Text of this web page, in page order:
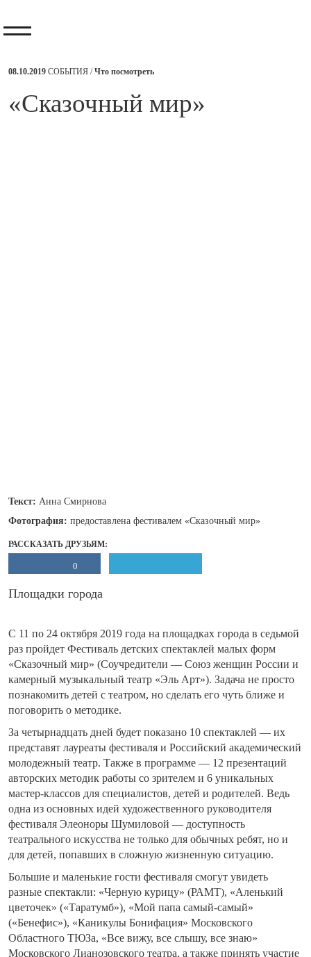
08.10.2019 СОБЫТИЯ /Что посмотреть
​«Сказочный мир»
Текст: Анна Смирнова
Фотография: предоставлена фестивалем «Сказочный мир»
РАССКАЗАТЬ ДРУЗЬЯМ:
0
Площадки города
С 11 по 24 октября 2019 года на площадках города в седьмой
раз пройдет Фестиваль детских спектаклей малых форм
«Сказочный мир» (Соучредители — Союз женщин России и
камерный музыкальный театр «Эль Арт»). Задача не просто
познакомить детей с театром, но сделать его чуть ближе и
поговорить о методике.
За четырнадцать дней будет показано 10 спектаклей — их
представят лауреаты фестиваля и Российский академический
молодежный театр. Также в программе — 12 презентаций
авторских методик работы со зрителем и 6 уникальных
мастер-классов для специалистов, детей и родителей. Ведь
одна из основных идей художественного руководителя
фестиваля Элеоноры Шумиловой — доступность
театрального искусства не только для обычных ребят, но и
для детей, попавших в сложную жизненную ситуацию.
Большие и маленькие гости фестиваля смогут увидеть
разные спектакли: «Черную курицу» (РАМТ), «Аленький
цветочек» («Таратумб»), «Мой папа самый-самый»
(«Бенефис»), «Каникулы Бонифация» Московского
Областного ТЮЗа, «Все вижу, все слышу, все знаю»
Московского Лианозовского театра, а также принять участие